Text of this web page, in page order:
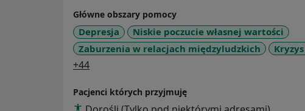
Główne obszary pomocy
Depresja
Niskie poczucie własnej wartości
Zaburzenia w relacjach międzyludzkich
+44a11y_sr_more_diseases
Pacjenci których przyjmuję